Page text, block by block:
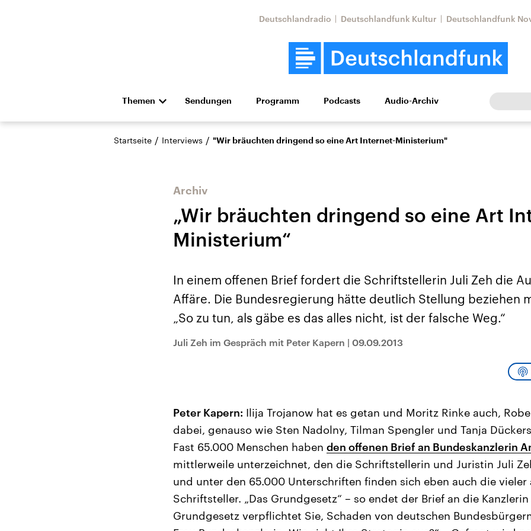
Deutschlandradio Deutschlandfunk Kultur Deutschlandfunk
Themen
Die Nachrichten Politik Wirtschaft Wissen Kultur Europa
Hörspiel und Feature Musik
Landtagswahl Sachsen-
Sachsen-Anhalt wählt
am 6. September 2026
einen neuen Landtag.
Seit 2021 wird das
Bundesland von einer
Koalition aus CDU, SPD
Umfragen, Prognosen,
USA
Hintergründe
Wirtschaftlich und
militärisch gehören die
Vereinigten Staaten zu
den mächtigsten
Ländern der Erde, mit
aktuelle Weltgeschehen.
Der Überfall der
palästinensischen
Terrororganisation
Hamas im Oktober 2023
auf Israel hat in der
Region wieder die
möchte die Hamas
Der Iran – seit der
Islamischen
1979 auch
Republik Iran – ist
von einem
Religionsführer
Staatsideologie
Sendungen Programm Podcasts Audio-Archiv
Startseite / Interviews / "Wir bräuchten dringend so eine Art Internet-Ministerium"
Archiv
„Wir bräuchten dringend so eine Art
Ministerium“
In einem offenen Brief fordert die Schriftstellerin Juli Zeh die
Affäre. Die Bundesregierung hätte deutlich Stellung beziehen
„So zu tun, als gäbe es das alles nicht, ist der falsche Weg.“
Juli Zeh im Gespräch mit Peter Kapern | 09.09.2013
Peter Kapern: Ilija Trojanow hat es getan und Moritz Rinke auch,
dabei, genauso wie Sten Nadolny, Tilman Spengler und Tanja
Fast 65.000 Menschen haben den offenen Brief an Bundeskanzlerin
mittlerweile unterzeichnet, den die Schriftstellerin und Juristin Juli
und unter den 65.000 Unterschriften finden sich eben auch die vieler
Schriftsteller. „Das Grundgesetz“ – so endet der Brief an die Kanzlerin
Grundgesetz verpflichtet Sie, Schaden von deutschen